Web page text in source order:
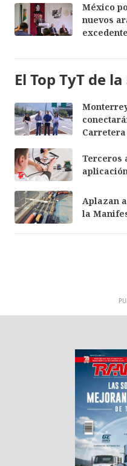
México
nuevos
El Top TyT de
Terceros
Aplazan
la